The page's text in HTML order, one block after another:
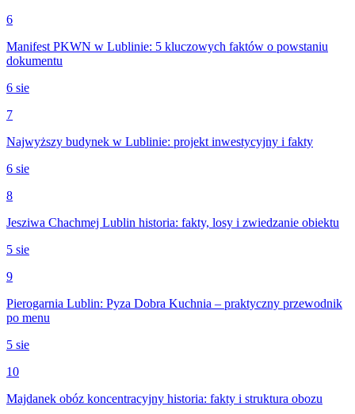
6
Manifest PKWN w Lublinie: 5 kluczowych faktów o powstaniu
dokumentu
6 sie
7
Najwyższy budynek w Lublinie: projekt inwestycyjny i fakty
6 sie
8
Jesziwa Chachmej Lublin historia: fakty, losy i zwiedzanie obiektu
5 sie
9
Pierogarnia Lublin: Pyza Dobra Kuchnia – praktyczny przewodnik
po menu
5 sie
10
Majdanek obóz koncentracyjny historia: fakty i struktura obozu